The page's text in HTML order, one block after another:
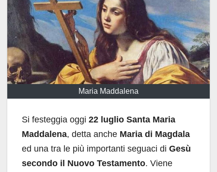
Maria Maddalena
Si festeggia oggi 22 luglio Santa Maria
Maddalena, detta anche Maria di Magdala
ed una tra le più importanti seguaci di Gesù
secondo il Nuovo Testamento. Viene